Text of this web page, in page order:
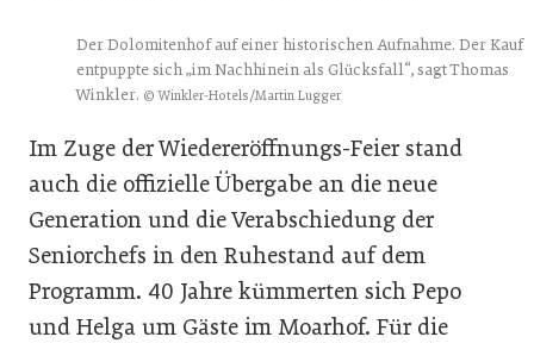
Der Dolomitenhof auf einer historischen Aufnahme. Der Kauf
entpuppte sich „im Nachhinein als Glücksfall“, sagt Thomas
Winkler. © Winkler-Hotels/Martin Lugger
Im Zuge der Wiedereröffnungs-Feier stand
auch die offizielle Übergabe an die neue
Generation und die Verabschiedung der
Seniorchefs in den Ruhestand auf dem
Programm. 40 Jahre kümmerten sich Pepo
und Helga um Gäste im Moarhof. Für die